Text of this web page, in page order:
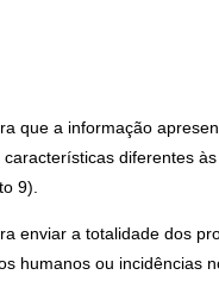
que a informação
diferentes
9).
enviar a totalidade dos
humanos ou